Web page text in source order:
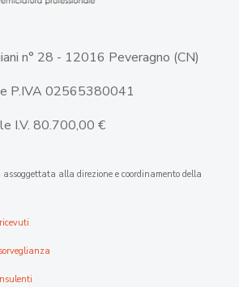
n° 28 - 12016 Peveragno (CN)
P.IVA 02565380041
I.V. 80.700,00 €
assoggettata alla direzione e coordinamento della